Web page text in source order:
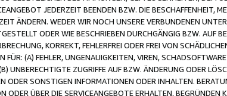
JEDERZEIT BEENDEN BZW. DIE BESCHAFFENHEIT,
ÄNDERN. WEDER WIR NOCH UNSERE VERBUNDENEN
ODER WIE BESCHRIEBEN DURCHGÄNGIG BZW. AUF
KORREKT, FEHLERFREI ODER FREI VON
FÜR: (A) FEHLER, UNGENAUIGKEITEN, VIREN,
UNBERECHTIGTE ZUGRIFFE AUF BZW. ÄNDERUNG ODER
ODER SONSTIGEN INFORMATIONEN ODER INHALTEN.
ODER ÜBER DIE SERVICEANGEBOTE ERHALTEN,